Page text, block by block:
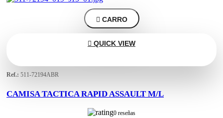
 CARRO
 QUICK VIEW
Ref.: 511-72194ABR
CAMISA TACTICA RAPID ASSAULT M/L
0 reseñas